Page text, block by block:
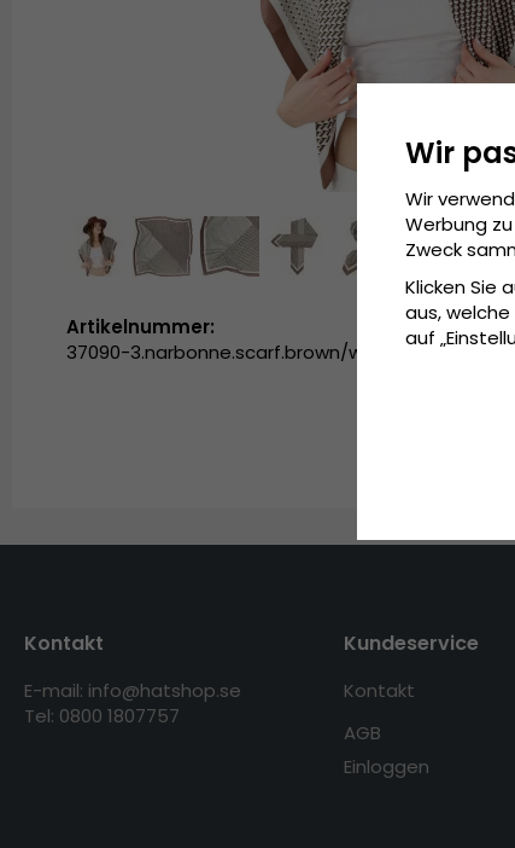
Artikelnummer:
37090-3.narbonne.scarf.brown/white
Kontakt
E-mail: info@hatshop.se
Tel: 0800 1807757
Kundeservice
Kontakt
AGB
Einloggen
Wir
Wir
Werbung
Zweck
Klicken Sie
aus,
auf